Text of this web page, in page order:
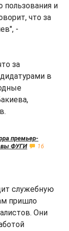
пользования и
что за
-
за
в
премьер-
ФУГИ
16
служебную
пришло
Они